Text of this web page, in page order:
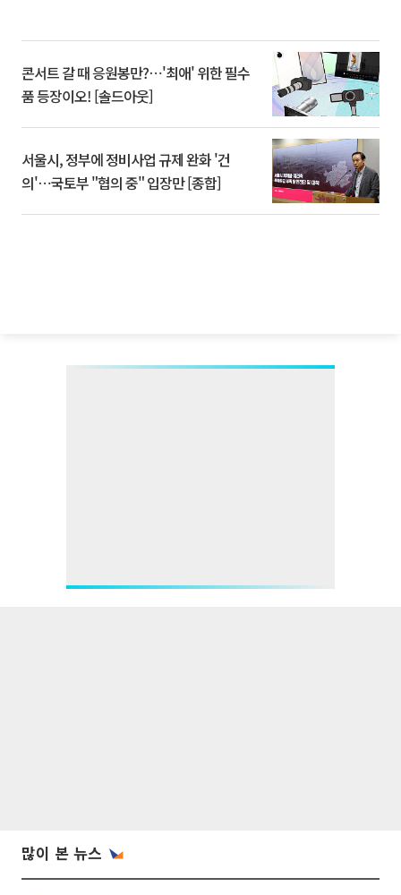
콘서트 갈 때 응원봉만?⋯'최애' 위한 필수
품 등장이오! [솔드아웃]
서울시, 정부에 정비사업 규제 완화 '건
의'⋯국토부 "협의 중" 입장만 [종합]
많이 본 뉴스